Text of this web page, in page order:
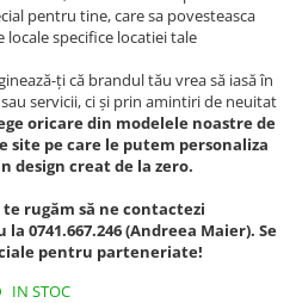
pentru tine, care sa povesteasca
locale specifice locatiei tale
ți că brandul tău vrea să iasă în
servicii, ci și prin amintiri de neuitat
oricare din modelele noastre de
pe care le putem personaliza
design creat de la zero.
rugăm să ne contactezi
0741.667.246 (Andreea Maier). Se
pentru parteneriate!
IN STOC